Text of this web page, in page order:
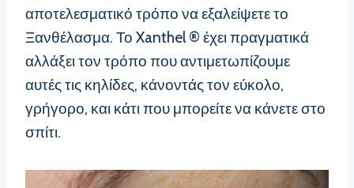
αποτελεσματικό τρόπο να εξαλείψετε το
Ξανθέλασμα. Το Xanthel ® έχει πραγματικά
αλλάξει τον τρόπο που αντιμετωπίζουμε
αυτές τις κηλίδες, κάνοντάς τον εύκολο,
γρήγορο, και κάτι που μπορείτε να κάνετε στο
σπίτι.